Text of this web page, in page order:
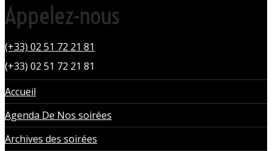
Appelez-nous
(+33) 02 51 72 21 81
(+33) 02 51 72 21 81
Accueil
Agenda De Nos soirées
Archives des soirées